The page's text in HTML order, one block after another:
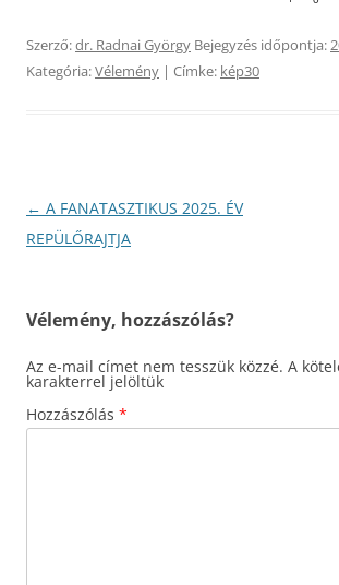
Szerző:dr. Radnai György Bejegyzés időpontja:
Kategória:Vélemény | Címke: kép30
Bejegyzés
navigáció
← A FANATASZTIKUS 2025. ÉV
REPÜLŐRAJTJA
Vélemény, hozzászólás?
Az e-mail címet nem tesszük közzé. A
karakterrel jelöltük
Hozzászólás *